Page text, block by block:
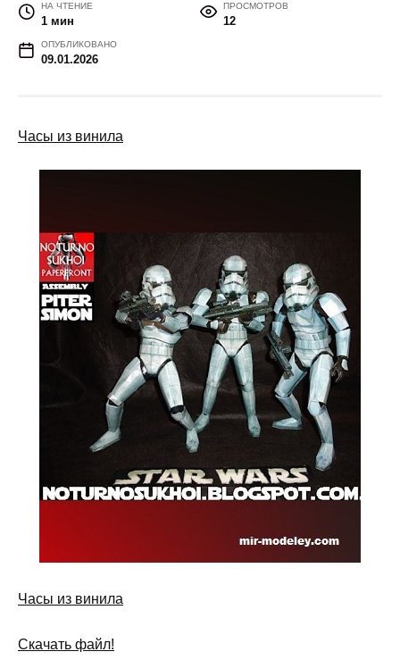
НА ЧТЕНИЕ
1 мин
ПРОСМОТРОВ
12
ОПУБЛИКОВАНО
09.01.2026
Часы из винила
Часы из винила
Скачать файл!